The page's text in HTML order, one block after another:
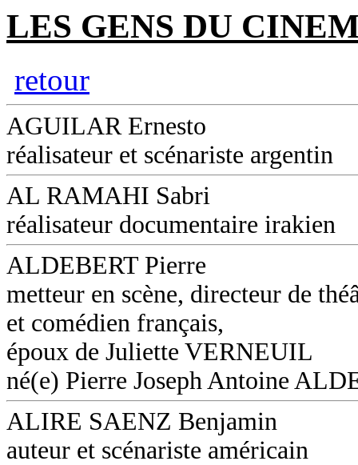
LES GENS DU
retour
AGUILAR Ernesto
réalisateur et scénariste argentin
AL RAMAHI Sabri
réalisateur documentaire irakien
ALDEBERT Pierre
metteur en scène, directeur de
et comédien français,
époux de Juliette VERNEUIL
né(e) Pierre Joseph Antoine
ALIRE SAENZ Benjamin
auteur et scénariste américain